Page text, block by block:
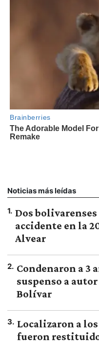
Noticias más leídas
1. Dos
accidente en la
Alvear
2. Condenaron a 3
suspenso a
Bolívar
3. Localizaron a
fueron